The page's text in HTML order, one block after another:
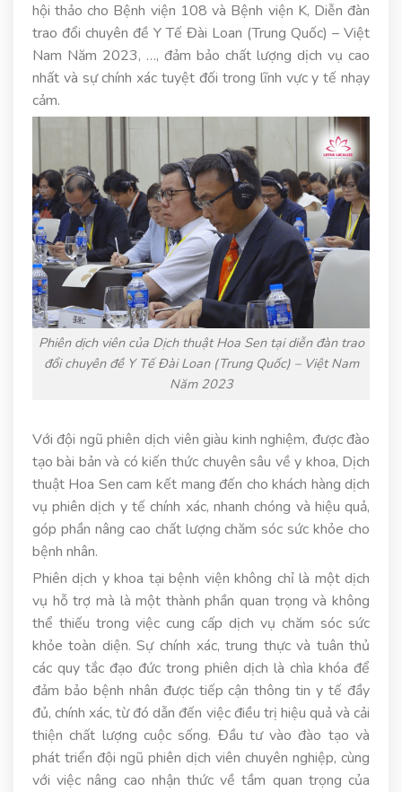
hội thảo cho Bệnh viện 108 và Bệnh viện K, Diễn đàn
trao đổi chuyên đề Y Tế Đài Loan (Trung Quốc) – Việt
Nam Năm 2023, …, đảm bảo chất lượng dịch vụ cao
nhất và sự chính xác tuyệt đối trong lĩnh vực y tế nhạy
cảm.
Phiên dịch viên của Dịch thuật Hoa Sen tại diễn đàn trao
đổi chuyên đề Y Tế Đài Loan (Trung Quốc) – Việt Nam
Năm 2023
Với đội ngũ phiên dịch viên giàu kinh nghiệm, được đào
tạo bài bản và có kiến thức chuyên sâu về y khoa, Dịch
thuật Hoa Sen cam kết mang đến cho khách hàng dịch
vụ phiên dịch y tế chính xác, nhanh chóng và hiệu quả,
góp phần nâng cao chất lượng chăm sóc sức khỏe cho
bệnh nhân.
Phiên dịch y khoa tại bệnh viện không chỉ là một dịch
vụ hỗ trợ mà là một thành phần quan trọng và không
thể thiếu trong việc cung cấp dịch vụ chăm sóc sức
khỏe toàn diện. Sự chính xác, trung thực và tuân thủ
các quy tắc đạo đức trong phiên dịch là chìa khóa để
đảm bảo bệnh nhân được tiếp cận thông tin y tế đầy
đủ, chính xác, từ đó dẫn đến việc điều trị hiệu quả và cải
thiện chất lượng cuộc sống. Đầu tư vào đào tạo và
phát triển đội ngũ phiên dịch viên chuyên nghiệp, cùng
với việc nâng cao nhận thức về tầm quan trọng của